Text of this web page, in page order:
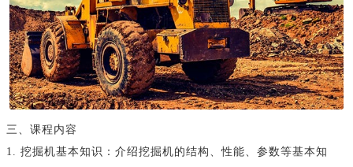
三、课程内容
1. 挖掘机基本知识：介绍挖掘机的结构、性能、参数等基本知